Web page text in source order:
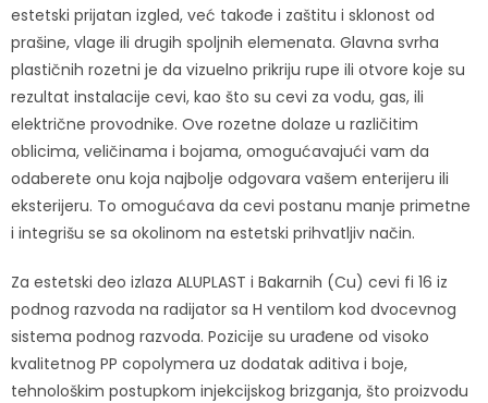
estetski prijatan izgled, već takođe i zaštitu i sklonost od
prašine, vlage ili drugih spoljnih elemenata. Glavna svrha
plastičnih rozetni je da vizuelno prikriju rupe ili otvore koje su
rezultat instalacije cevi, kao što su cevi za vodu, gas, ili
električne provodnike. Ove rozetne dolaze u različitim
oblicima, veličinama i bojama, omogućavajući vam da
odaberete onu koja najbolje odgovara vašem enterijeru ili
eksterijeru. To omogućava da cevi postanu manje primetne
i integrišu se sa okolinom na estetski prihvatljiv način.
Za estetski deo izlaza ALUPLAST i Bakarnih (Cu) cevi fi 16 iz
podnog razvoda na radijator sa H ventilom kod dvocevnog
sistema podnog razvoda. Pozicije su urađene od visoko
kvalitetnog PP copolymera uz dodatak aditiva i boje,
tehnološkim postupkom injekcijskog brizganja, što proizvodu